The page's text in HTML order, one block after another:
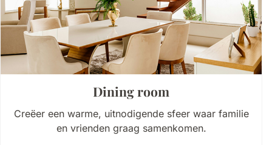
Dining room
Creëer een warme, uitnodigende sfeer waar familie
en vrienden graag samenkomen.